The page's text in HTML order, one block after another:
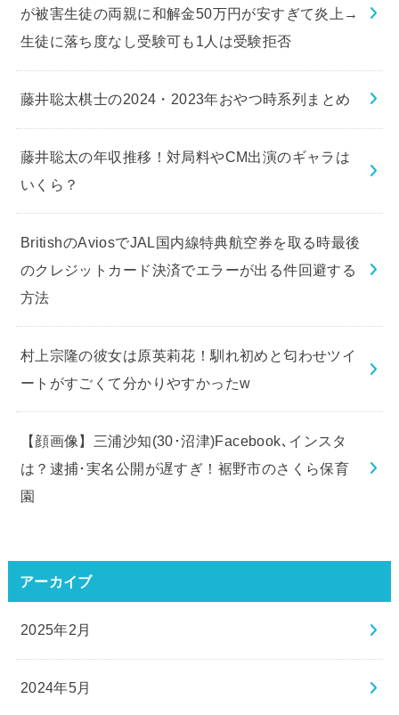
が被害生徒の両親に和解金50万円が安すぎて炎上→
生徒に落ち度なし受験可も1人は受験拒否
藤井聡太棋士の2024・2023年おやつ時系列まとめ
藤井聡太の年収推移！対局料やCM出演のギャラは
いくら？
BritishのAviosでJAL国内線特典航空券を取る時最後
のクレジットカード決済でエラーが出る件回避する
方法
村上宗隆の彼女は原英莉花！馴れ初めと匂わせツイ
ートがすごくて分かりやすかったw
【顔画像】三浦沙知(30･沼津)Facebook､インスタ
は？逮捕･実名公開が遅すぎ！裾野市のさくら保育
園
アーカイブ
2025年2月
2024年5月